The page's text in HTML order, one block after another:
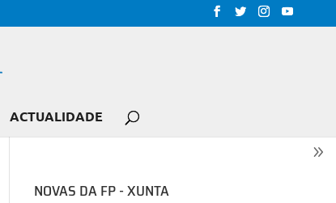
ACTUALIDADE
NOVAS DA FP - XUNTA